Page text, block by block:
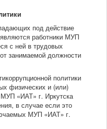
под действие
работники МУП
с ней в трудовых
занимаемой должности
политики
физических и (или)
«ИАТ» г. Иркутска
в случае если это
МУП «ИАТ» г.